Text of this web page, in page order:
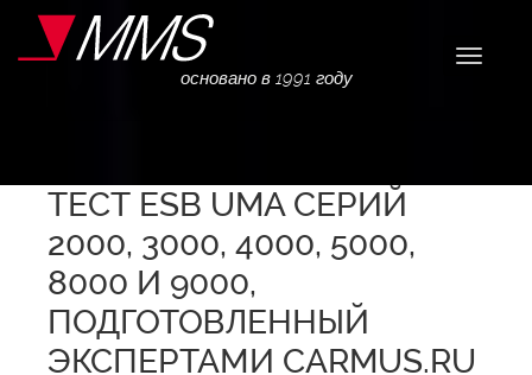
основано в 1991 году
ТЕСТ ESB UMA СЕРИЙ
2000, 3000, 4000, 5000,
8000 И 9000,
ПОДГОТОВЛЕННЫЙ
ЭКСПЕРТАМИ CARMUS.RU